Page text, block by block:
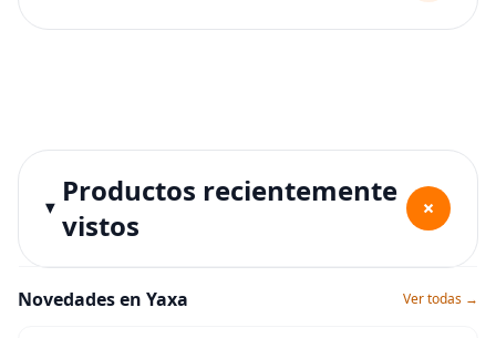
Productos recientemente
vistos
+
Novedades en Yaxa Ver todas →